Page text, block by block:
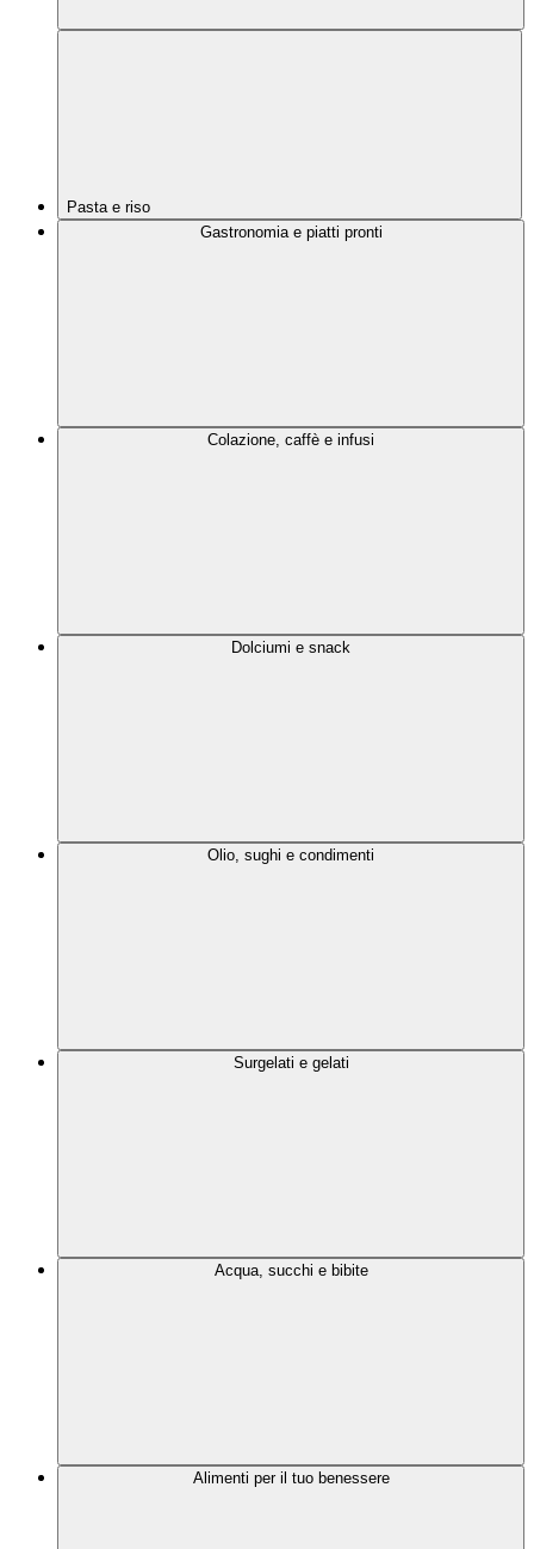
Pasta e riso
Gastronomia e piatti pronti
Colazione, caffè e infusi
Dolciumi e snack
Olio, sughi e condimenti
Surgelati e gelati
Acqua, succhi e bibite
Alimenti per il tuo benessere